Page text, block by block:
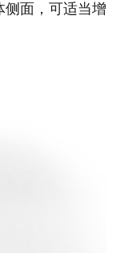
侧面，可适当增